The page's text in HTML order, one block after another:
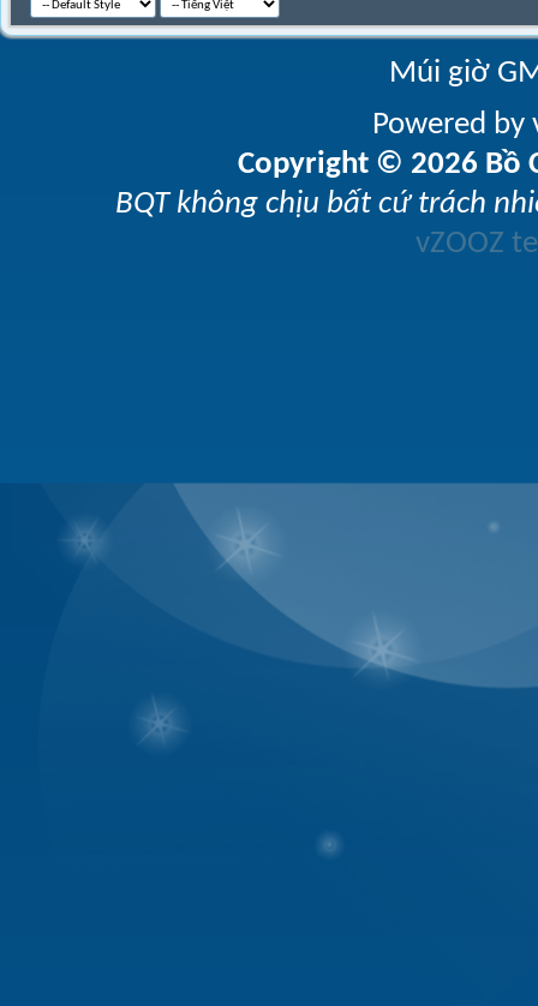
Múi giờ
Powered
Copyright © 2026 Bồ
BQT không chịu bất cứ trách
vZOOZ